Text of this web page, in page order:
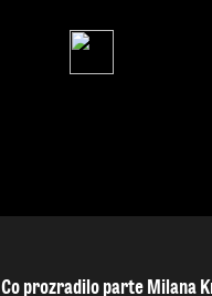
Co prozradilo parte Milana